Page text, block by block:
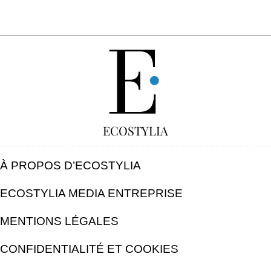
ECOSTYLIA
À PROPOS D’ECOSTYLIA
ECOSTYLIA MEDIA ENTREPRISE
MENTIONS LÉGALES
CONFIDENTIALITÉ ET COOKIES